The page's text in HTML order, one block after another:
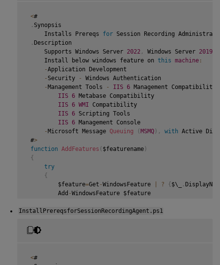
<#
. Synopsis
     Installs Prereqs
for Session Recording
. Description
     Supports Windows Server
2022 , Windows Server 2019
     Install below windows feature on
this machine :
-Application Development
- Security -
Windows Authentication
-Management Tools - IIS 6 Management Compatibility
IIS 6 Metabase Compatibility
IIS 6 WMI Compatibility
IIS 6 Scripting Tools
IIS 6 Management Console
-Microsoft Message Queuing (MSMQ) , with Active
#>
function AddFeatures ( $featurename)
{
try
{
         $feature
=Get -WindowsFeature ? {$\_ .
         Add
-WindowsFeature $feature
catch
         Write
     Write
InstallPrereqsforSessionRecordingAgent.ps1
<#